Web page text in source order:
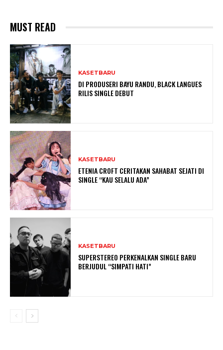
MUST READ
KASETBARU
DI PRODUSERI BAYU RANDU, BLACK LANGUES
RILIS SINGLE DEBUT
KASETBARU
ETENIA CROFT CERITAKAN SAHABAT SEJATI DI
SINGLE “KAU SELALU ADA”
KASETBARU
SUPERSTEREO PERKENALKAN SINGLE BARU
BERJUDUL “SIMPATI HATI”